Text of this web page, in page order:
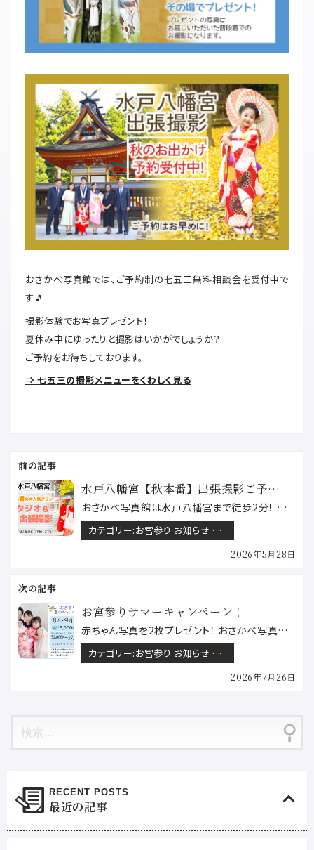
おさかべ写真館では、ご予約制の七五三無料相談会を受付中で
す🎵
撮影体験でお写真プレゼント！
夏休み中にゆったりと撮影はいかがでしょうか？
ご予約をお待ちしております。
⇒ 七五三の撮影メニューをくわしく見る
水戸八幡宮【秋本番】出張撮影ご予約開始！
おさかべ写真館は水戸八幡宮まで徒歩2分！ 11月は七五三の秋本番！樹齢800年の大銀杏が鮮やかな黄色…
カテゴリー:お宮参り お知らせ フェア&キャンペーン 七五三 成人式 水戸八幡宮ロケーション撮影
2026年5月28日
お宮参りサマーキャンペーン！
赤ちゃん写真を2枚プレゼント！ おさかべ写真館でございます。《８月・９月 限定＜お宮参り夏のキャンペ…
カテゴリー:お宮参り お知らせ フェア&キャンペーン 水戸八幡宮ロケーション撮影
2026年7月26日
最近の記事